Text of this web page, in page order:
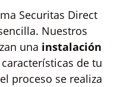
Securitas Direct
Nuestros
una instalación
de tu
proceso se realiza